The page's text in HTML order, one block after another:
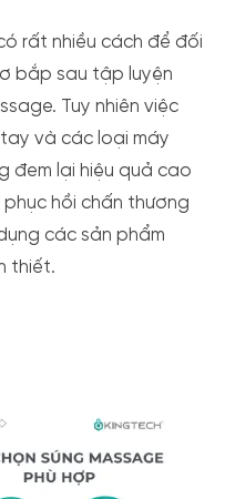
rất nhiều cách để đối
bắp sau tập luyện
Tuy nhiên việc
và các loại máy
đem lại hiệu quả cao
hồi chấn thương
các sản phẩm
thiết.